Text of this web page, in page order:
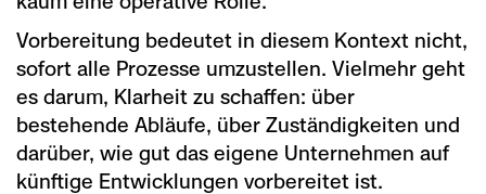
Vorbereitung bedeutet in diesem Kontext nicht,
sofort alle Prozesse umzustellen. Vielmehr geht
es darum, Klarheit zu schaffen: über
bestehende Abläufe, über Zuständigkeiten und
darüber, wie gut das eigene Unternehmen auf
künftige Entwicklungen vorbereitet ist.